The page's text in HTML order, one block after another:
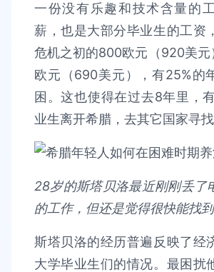
一份没有乐趣和技术含量的
薪，也是大部分毕业生的工资
危机之初的800欧元（920美
欧元（690美元），有25%的
困。这也使得在过去8年里，
业生离开希腊，去其它国家寻找
28岁的斯塔贝洛最近刚刚丢了
的工作，但还是觉得很快能找
斯塔贝洛的经历普遍反映了经
大学毕业生们的情况。最困扰